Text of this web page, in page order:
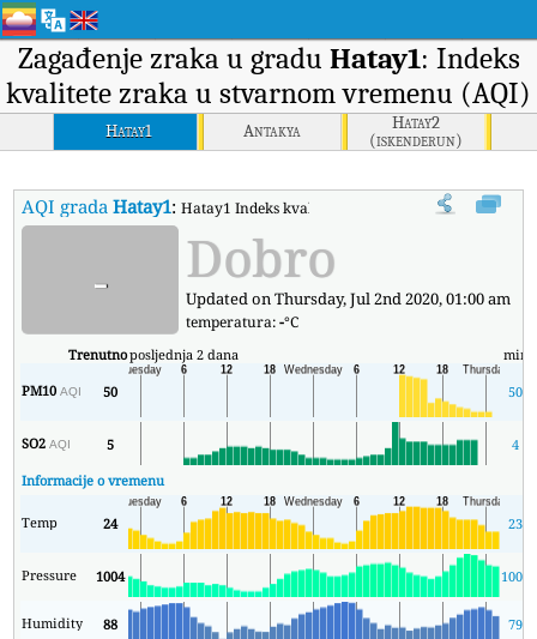
Zagađenje zraka u gradu Hatay1: Indeks
kvalitete zraka u stvarnom vremenu (AQI)
Hatay1 Antakya
Hatay2
(iskenderun)
AQI gradaHatay1:Hatay1 Indeks kvalitete zraka (AQI) u stvarnom
- Dobro
Updated on Thursday, Jul 2nd 2020, 01:00 am
temperatura:-°C
Trenutnoposljednja 2 dana min
PM10AQI 50 50
SO2AQI 5
4
Informacije o vremenu
Temp 24 23
Pressure 1004 1002
Humidity 88 79